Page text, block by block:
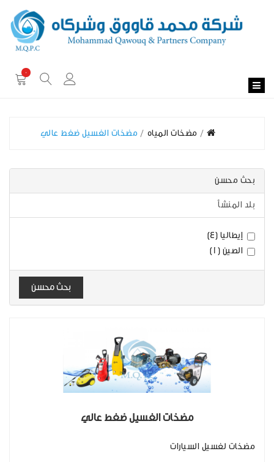
0
مضخات المياه مضخات الغسيل ضغط عالي
بحث محسن
بلد المنشأ
إيطاليا (4)
الصين (1)
بحث محسن
مضخات الغسيل ضغط عالي
مضخات لغسيل السيارات